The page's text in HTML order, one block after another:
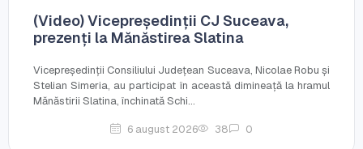
(Video) Vicepreședinții CJ Suceava,
prezenți la Mănăstirea Slatina
Vicepreședinții Consiliului Județean Suceava, Nicolae Robu și
Stelian Simeria, au participat în această dimineață la hramul
Mănăstirii Slatina, închinată Schi...
6 august 2026 38 0